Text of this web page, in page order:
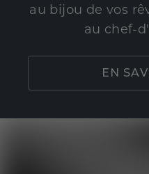
au bijou de vos
au chef-
EN